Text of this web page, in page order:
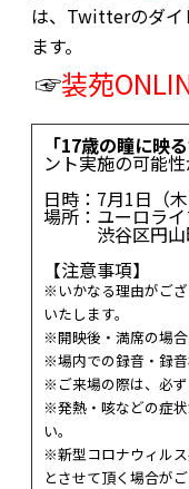
は、Twitterのダイ
ます。
☞装苑
「17歳の瞳に映
ント実施の可能
日時：7月1日（
場所：ユーロラ
渋谷区円山町
【注意事項】
※いかなる理由がご
いたします。
※開映後・満席の場合
※場内での録音・録音
※ご来場の際は、必ず
※発熱・咳などの症
い。
※新型コロナウィル
とさせて頂く場合がご